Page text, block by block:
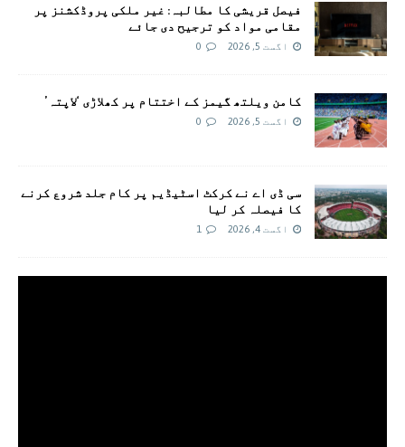
فیصل قریشی کا مطالبہ: غیر ملکی پروڈکشنز پر
مقامی مواد کو ترجیح دی جائے
اگست 5, 2026 0
کامن ویلتھ گیمز کے اختتام پر کھلاڑی ‘لاپتہ’
اگست 5, 2026 0
سی ڈی اے نے کرکٹ اسٹیڈیم پر کام جلد شروع کرنے
کا فیصلہ کر لیا
اگست 4, 2026 1